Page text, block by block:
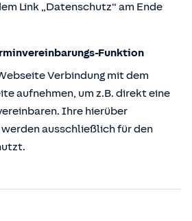
Link „Datenschutz“ am Ende
Funktion
Verbindung mit dem
aufnehmen, um z.B. direkt eine
Ihre hierüber
ausschließlich für den